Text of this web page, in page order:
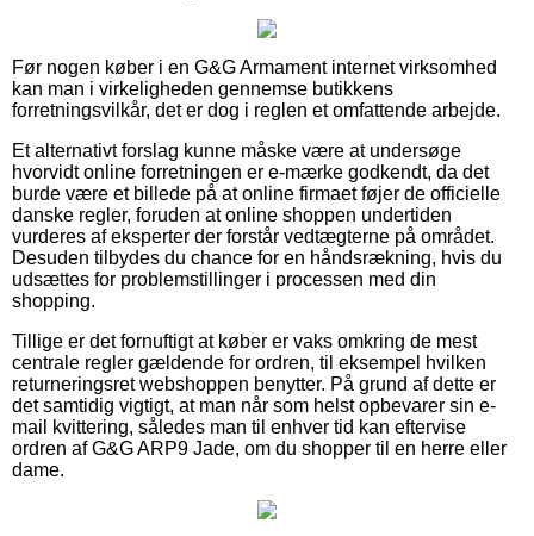
Før nogen køber i en G&G Armament internet virksomhed
kan man i virkeligheden gennemse butikkens
forretningsvilkår, det er dog i reglen et omfattende arbejde.
Et alternativt forslag kunne måske være at undersøge
hvorvidt online forretningen er e-mærke godkendt, da det
burde være et billede på at online firmaet føjer de officielle
danske regler, foruden at online shoppen undertiden
vurderes af eksperter der forstår vedtægterne på området.
Desuden tilbydes du chance for en håndsrækning, hvis du
udsættes for problemstillinger i processen med din
shopping.
Tillige er det fornuftigt at køber er vaks omkring de mest
centrale regler gældende for ordren, til eksempel hvilken
returneringsret webshoppen benytter. På grund af dette er
det samtidig vigtigt, at man når som helst opbevarer sin e-
mail kvittering, således man til enhver tid kan eftervise
ordren af G&G ARP9 Jade, om du shopper til en herre eller
dame.